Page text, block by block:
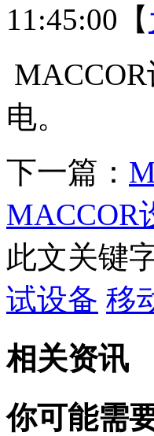
11:45:00【
电。
下一篇：
MACCOR
此文关键
试设备 移
相关资讯
你可能需